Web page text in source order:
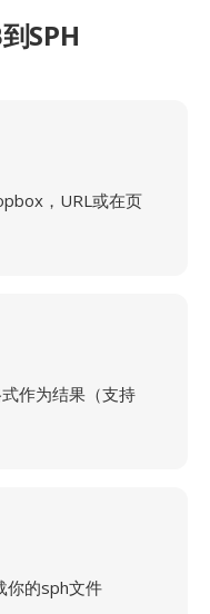
SPH
，URL或在页
作为结果（支持
你的sph文件